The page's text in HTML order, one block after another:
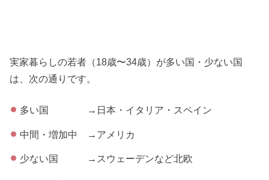
実家暮らしの若者（18歳〜34歳）が多い国・少ない国
は、次の通りです。
多い国 →日本・イタリア・スペイン
中間・増加中 →アメリカ
少ない国 →スウェーデンなど北欧